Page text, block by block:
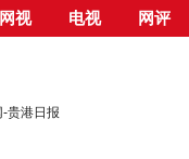
网视 电视 网评
> 正文
贵港日报